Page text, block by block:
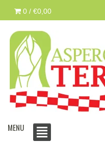
0 / €0,00
MENU